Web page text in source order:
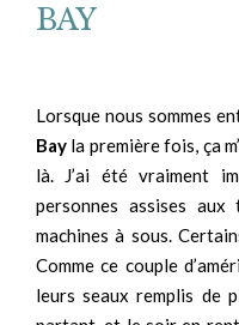
BAY
Lorsque nous sommes
Bay la première fois, ça
là. J’ai été vraiment
personnes assises
machines à sous.
Comme ce couple
leurs seaux remplis de